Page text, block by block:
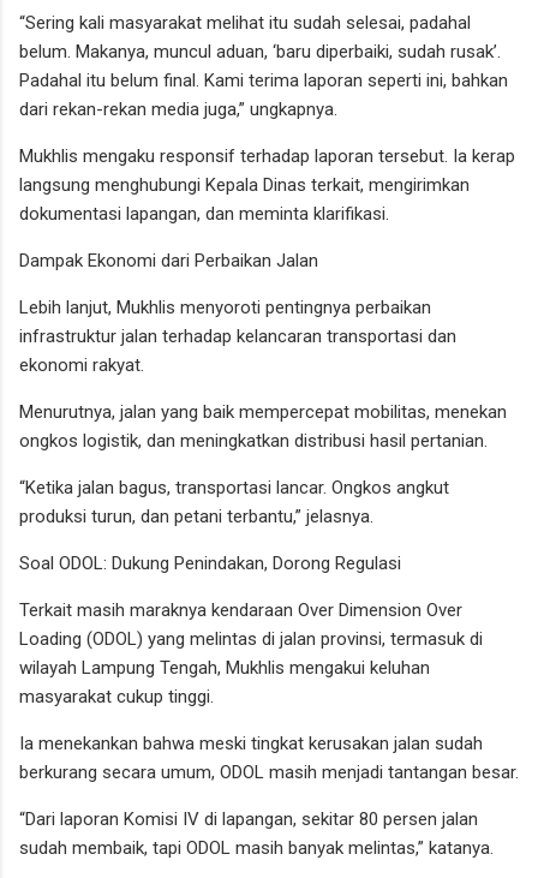
“Sering kali masyarakat melihat itu sudah selesai, padahal
belum. Makanya, muncul aduan, ‘baru diperbaiki, sudah rusak’.
Padahal itu belum final. Kami terima laporan seperti ini, bahkan
dari rekan-rekan media juga,” ungkapnya.
Mukhlis mengaku responsif terhadap laporan tersebut. Ia kerap
langsung menghubungi Kepala Dinas terkait, mengirimkan
dokumentasi lapangan, dan meminta klarifikasi.
Dampak Ekonomi dari Perbaikan Jalan
Lebih lanjut, Mukhlis menyoroti pentingnya perbaikan
infrastruktur jalan terhadap kelancaran transportasi dan
ekonomi rakyat.
Menurutnya, jalan yang baik mempercepat mobilitas, menekan
ongkos logistik, dan meningkatkan distribusi hasil pertanian.
“Ketika jalan bagus, transportasi lancar. Ongkos angkut
produksi turun, dan petani terbantu,” jelasnya.
Soal ODOL: Dukung Penindakan, Dorong Regulasi
Terkait masih maraknya kendaraan Over Dimension Over
Loading (ODOL) yang melintas di jalan provinsi, termasuk di
wilayah Lampung Tengah, Mukhlis mengakui keluhan
masyarakat cukup tinggi.
Ia menekankan bahwa meski tingkat kerusakan jalan sudah
berkurang secara umum, ODOL masih menjadi tantangan besar.
“Dari laporan Komisi IV di lapangan, sekitar 80 persen jalan
sudah membaik, tapi ODOL masih banyak melintas,” katanya.